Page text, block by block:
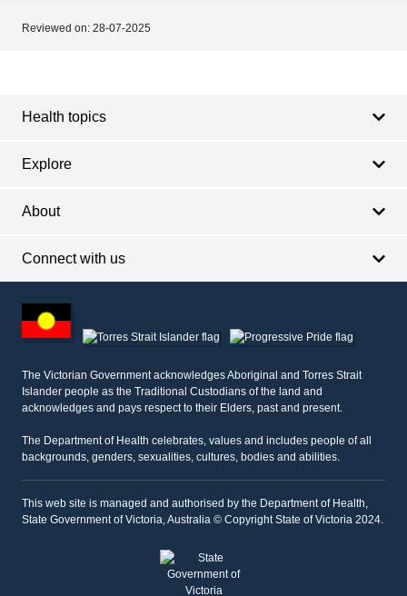
Reviewed on: 28-07-2025
Health topics
Explore
About
Connect with us
other
information
The Victorian Government acknowledges Aboriginal and Torres Strait
Islander people as the Traditional Custodians of the land and
acknowledges and pays respect to their Elders, past and present.
The Department of Health celebrates, values and includes people of all
backgrounds, genders, sexualities, cultures, bodies and abilities.
This web site is managed and authorised by the Department of Health,
State Government of Victoria, Australia © Copyright State of Victoria 2024.